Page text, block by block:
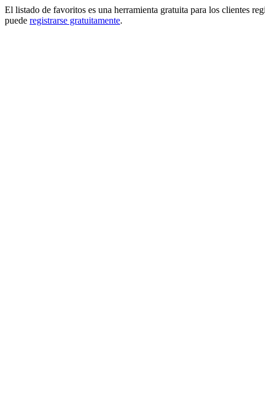
El listado de favoritos es una herramienta gratuita para los clientes
puede registrarse gratuitamente.